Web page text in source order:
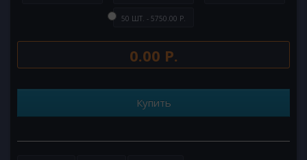
50 ШТ. - 5750.00 Р.
0.00 Р.
Купить